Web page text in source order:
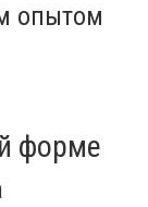
опытом
форме